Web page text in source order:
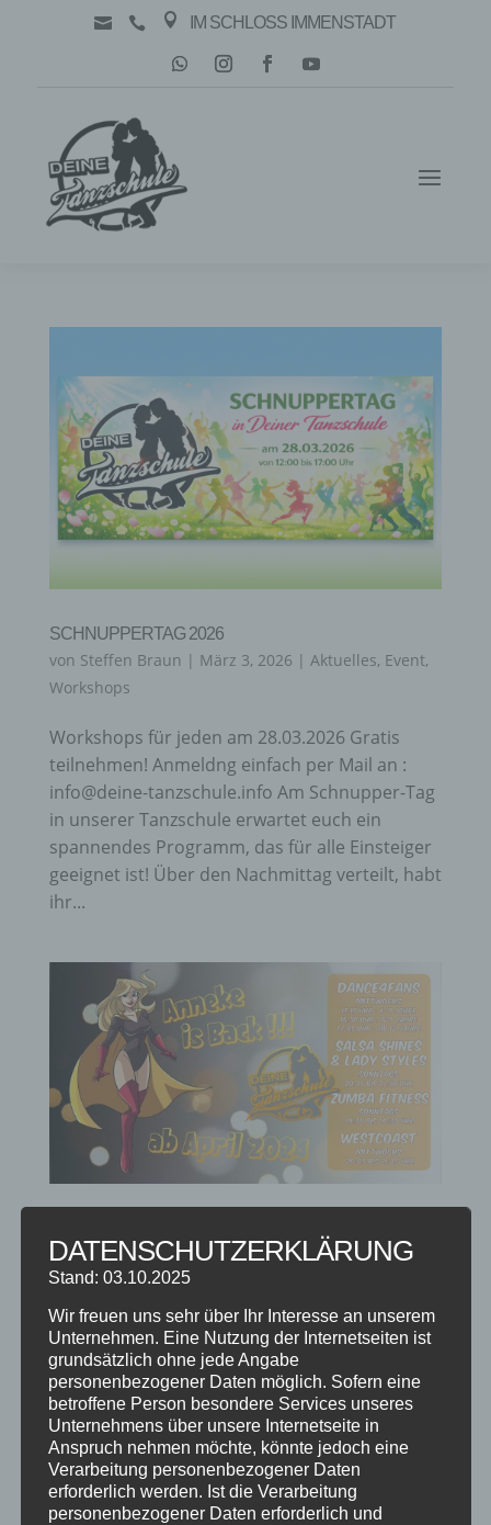
   IM SCHLOSS IMMENSTADT
SCHNUPPERTAG 2026
von Steffen Braun | März 3, 2026 | Aktuelles, Event,
Workshops
Workshops für jeden am 28.03.2026 Gratis
teilnehmen! Anmeldng einfach per Mail an :
info@deine-tanzschule.info Am Schnupper-Tag
in unserer Tanzschule erwartet euch ein
spannendes Programm, das für alle Einsteiger
geeignet ist! Über den Nachmittag verteilt, habt
ihr...
vonSteffen Braun|März 1, 2024|Fitnesskurse,Info
Jugendkurse,Kinderkurse
HOT 🔥 NEWS 📰 ANNEKE IS BACK 🫶🏼 Nach 3
Jahren ADTV-Ausbildung und unzähligen AIDA
Seemeilen auf den Weltmeeren ist sie endlich
wieder zu uns in‘s Allgäu zurückgekehrt und
ergänzt ab April 2024 unser Team!
#deinetanzschule #immenstadt #oberallgäu
#april #dance4fans...
DATENSCHUTZERKLÄRUNG
Stand: 03.10.2025
Wir freuen uns sehr über Ihr Interesse an unserem
Unternehmen. Eine Nutzung der Internetseiten ist
grundsätzlich ohne jede Angabe
personenbezogener Daten möglich. Sofern eine
betroffene Person besondere Services unseres
Unternehmens über unsere Internetseite in
Anspruch nehmen möchte, könnte jedoch eine
Verarbeitung personenbezogener Daten
erforderlich werden. Ist die Verarbeitung
personenbezogener Daten erforderlich und